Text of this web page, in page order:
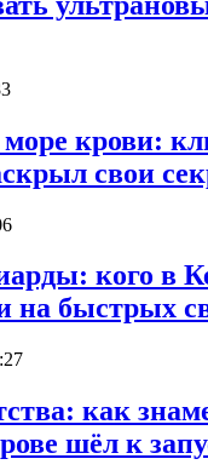
крови:
свои
кого в
на быстрых
как
шёл к